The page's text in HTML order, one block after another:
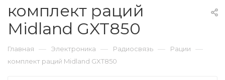
комплект раций
Midland GXT850
Главная — Электроника — Радиосвязь — Рации —
комплект раций Midland GXT850